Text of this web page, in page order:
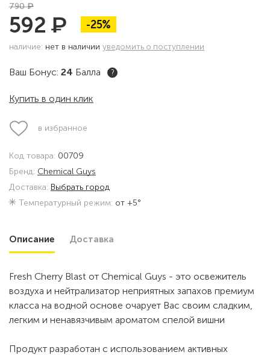
790₽
592 ₽ -25%
наличие: нет в наличии уведомить о поступлении
Ваш Бонус: 24 Балла ?
Купить в один клик
в избранное
Код товара: 00709
Бренд: Chemical Guys
Доставка: Выбрать город
Температурный режим: от +5°
Описание Доставка
Fresh Cherry Blast от Chemical Guys - это освежитель
воздуха и нейтрализатор неприятных запахов премиум
класса на водной основе очарует Вас своим сладким,
легким и ненавязчивым ароматом спелой вишни
Продукт разработан с использованием активных